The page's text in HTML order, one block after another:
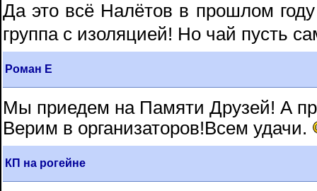
Да это всё Налётов в прошлом
группа с изоляцией! Но чай пусть
Роман Е
Мы приедем на Памяти Друзей! А
Верим в организаторов!Всем удачи.
КП на рогейне